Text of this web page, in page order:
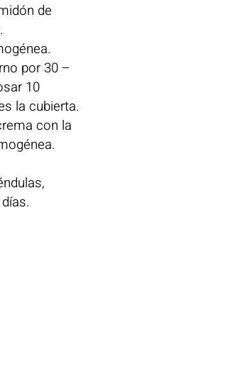
de
por 30 –
10
la cubierta.
con la